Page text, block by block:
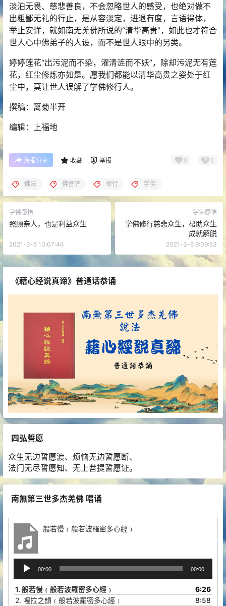
淡泊无畏、慈悲善良，不会忽略世人的感受，也绝对做不
出粗鄙无礼的行止，是从容淡定，进退有度，言语得体，
举止安详，就如南无羌佛所说的“清华高贵”，如此也才符合
世人心中佛弟子的人设，而不是世人眼中的另类。
婷婷莲花“出污泥而不染，濯清涟而不妖”，除却污泥无有莲
花，红尘修炼亦如是。愿我们都能以清华高贵之姿处于红
尘中，莫让世人误解了学佛修行人。
撰稿：篱菊半开
编辑：上福地
海报分享 收藏 举报 0 0
佛法 佛菩萨 修行 学佛
学佛感悟
照顾亲人，也是利益众生
2021-3-5 10:07:46
学佛感悟
学佛修行慈悲众生，帮助众生
成就解脱
2021-3-6 9:09:53
《藉心经说真谛》普通话恭诵
四弘誓愿
众生无边誓愿渡、烦恼无边誓愿断、
法门无尽誓愿知、无上菩提誓愿证。
南無第三世多杰羌佛 唱诵
般若慢﹙般若波羅密多心經﹚
播
放
00:00 00:00
1. 般若慢﹙般若波羅密多心經﹚
6:26
2. 嘎拉之韻﹙般若波羅密多心經﹚ 8:58